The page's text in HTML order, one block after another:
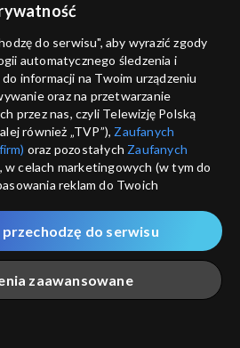
ANULUJ
do serwisu", aby wyrazić zgody
automatycznego śledzenia i
informacji na Twoim urządzeniu
oraz na przetwarzanie
przez nas, czyli Telewizję Polską
również „TVP”), Zaufanych
oraz pozostałych Zaufanych
, w celach marketingowych (w tym do
reklam do Twoich
a także zgody na udostępnianie
do Google.
podczas odwiedzania przez
serwisówzwanych dalej
zapisywane za pomocą
zaawansowane
do serwisu